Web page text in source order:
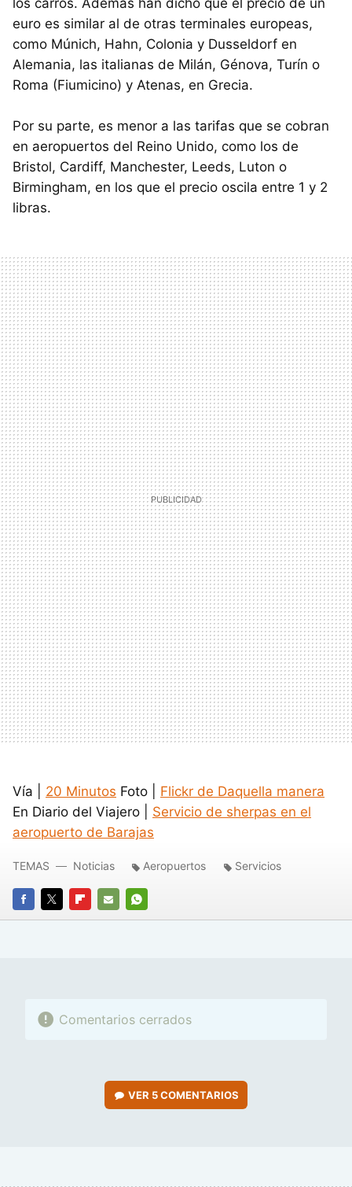
los carros. Además han dicho que el precio de un
euro es similar al de otras terminales europeas,
como Múnich, Hahn, Colonia y Dusseldorf en
Alemania, las italianas de Milán, Génova, Turín o
Roma (Fiumicino) y Atenas, en Grecia.
Por su parte, es menor a las tarifas que se cobran
en aeropuertos del Reino Unido, como los de
Bristol, Cardiff, Manchester, Leeds, Luton o
Birmingham, en los que el precio oscila entre 1 y 2
libras.
Vía | 20 Minutos Foto | Flickr de Daquella manera
En Diario del Viajero | Servicio de sherpas en el
aeropuerto de Barajas
FACEBOOK
TWITTERFLIPBOARD
E-
WHATSAPP
TEMAS Noticias Aeropuertos Servicios
Comentarios cerrados
VER 5 COMENTARIOS